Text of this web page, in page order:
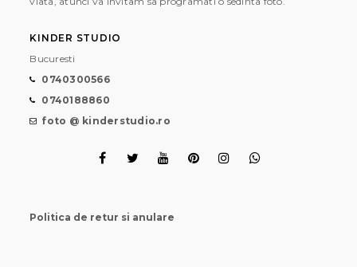
KINDER STUDIO
Bucuresti
0740300566
0740188860
foto @ kinderstudio.ro
Politica de retur si anulare